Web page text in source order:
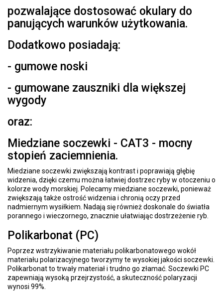
pozwalające dostosować okulary do
panujących warunków użytkowania.
Dodatkowo posiadają:
- gumowe noski
- gumowane zauszniki dla większej
wygody
oraz:
Miedziane soczewki - CAT3 - mocny
stopień zaciemnienia.
Miedziane soczewki zwiększają kontrast i poprawiają głębię
widzenia, dzięki czemu można łatwiej dostrzec ryby w otoczeniu o
kolorze wody morskiej. Polecamy miedziane soczewki, ponieważ
zwiększają także ostrość widzenia i chronią oczy przed
nadmiernym wysiłkiem. Nadają się również doskonale do światła
porannego i wieczornego, znacznie ułatwiając dostrzeżenie ryb.
Polikarbonat (PC)
Poprzez wstrzykiwanie materiału polikarbonatowego wokół
materiału polarizacyjnego tworzymy te wysokiej jakości soczewki.
Polikarbonat to trwały materiał i trudno go złamać. Soczewki PC
zapewniają wysoką przejrzystość, a skuteczność polaryzacji
wynosi 99%.